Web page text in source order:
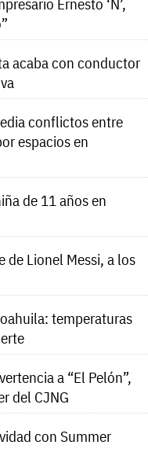
acaba con conductor
conflictos entre
espacios en
de 11 años en
de Lionel Messi, a los
temperaturas
a “El Pelón”,
del CJNG
con Summer